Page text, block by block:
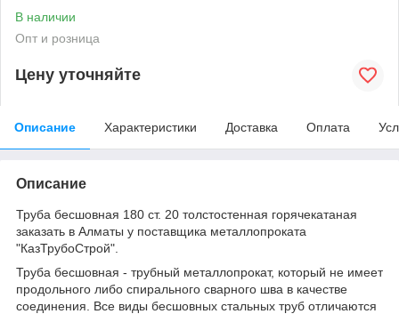
В наличии
Опт и розница
Цену уточняйте
Описание Характеристики Доставка Оплата
Описание
Труба бесшовная 180 ст. 20 толстостенная горячекатаная
заказать в Алматы у поставщика металлопроката
"КазТрубоСтрой".
Труба бесшовная - трубный металлопрокат, который не имеет
продольного либо спирального сварного шва в качестве
соединения. Все виды бесшовных стальных труб отличаются